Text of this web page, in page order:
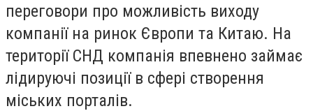
переговори про можливість виходу
компанії на ринок Європи та Китаю. На
території СНД компанія впевнено займає
лідируючі позиції в сфері створення
міських порталів.